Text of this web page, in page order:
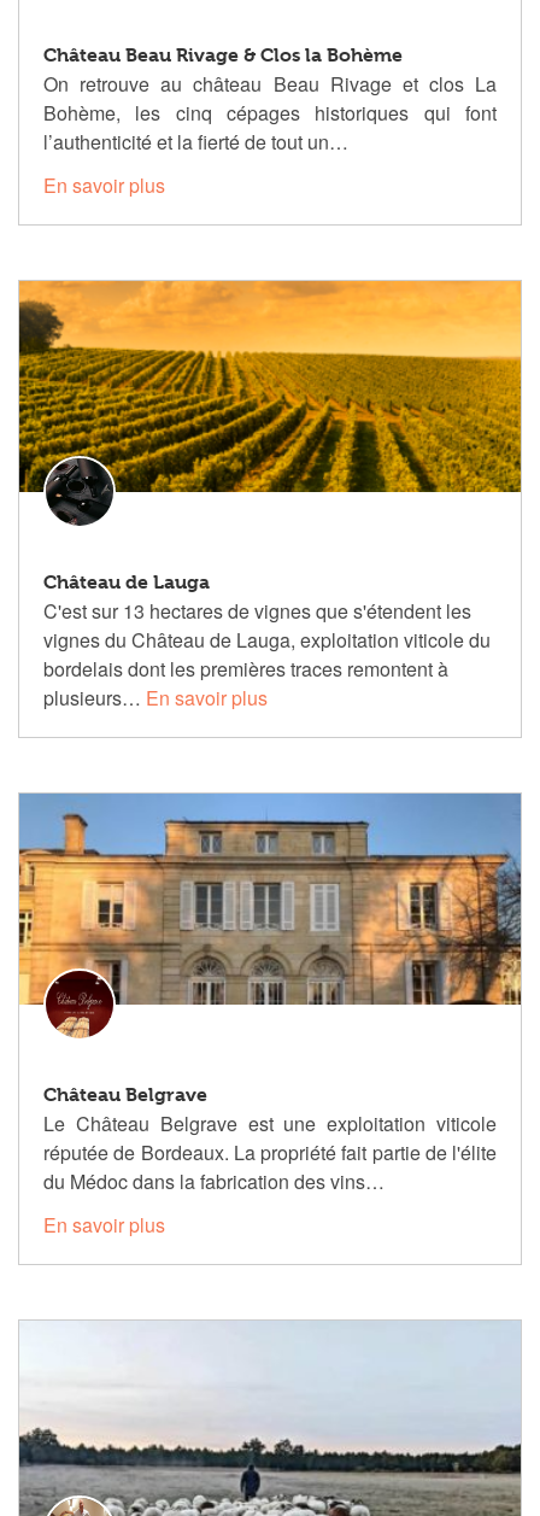
Château Beau Rivage & Clos la Bohème
On retrouve au château Beau Rivage et clos La
Bohème, les cinq cépages historiques qui font
l’authenticité et la fierté de tout un…
En savoir plus
Château de Lauga
C'est sur 13 hectares de vignes que s'étendent les
vignes du Château de Lauga, exploitation viticole du
bordelais dont les premières traces remontent à
plusieurs… En savoir plus
Château Belgrave
Le Château Belgrave est une exploitation viticole
réputée de Bordeaux. La propriété fait partie de l'élite
du Médoc dans la fabrication des vins…
En savoir plus